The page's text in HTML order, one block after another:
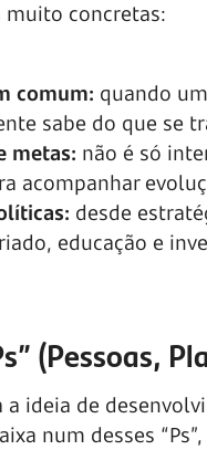
muito concretas:
comum: quando
sabe do que se
metas: não é só
acompanhar
desde
educação e
(Pessoas,
a ideia de
num desses